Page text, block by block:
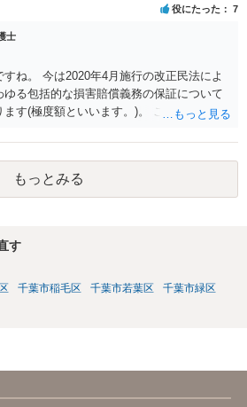
係を修了した上で、貴方のほうで書面提
がよいでしょう。
役にたった 7
士
ね。 今は2020年4月施行の改正民法によ
る包括的な損害賠償義務の保証について
す(極度額といいます。)。 この書式にサ
能性が高そうです。
もっとみる
す
千葉市稲毛区 千葉市若葉区
千葉市緑区